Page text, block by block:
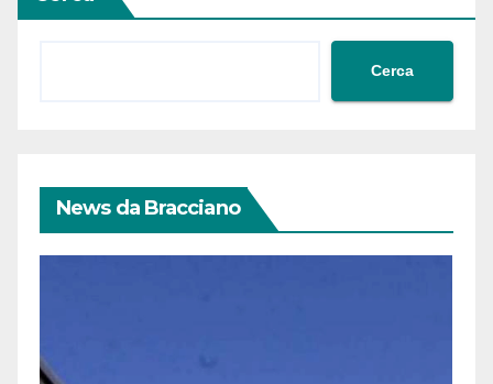
Cerca
News da Bracciano